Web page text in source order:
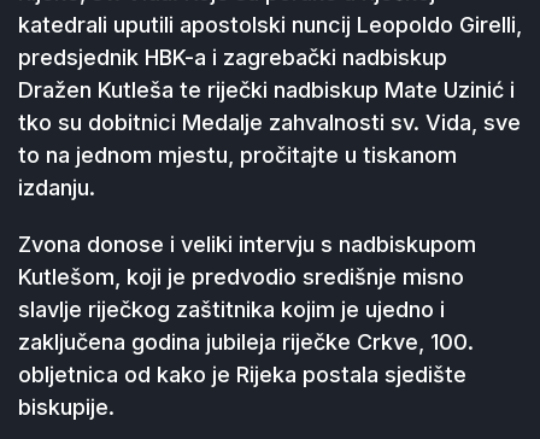
katedrali uputili apostolski nuncij Leopoldo Girelli,
predsjednik HBK-a i zagrebački nadbiskup
Dražen Kutleša te riječki nadbiskup Mate Uzinić i
tko su dobitnici Medalje zahvalnosti sv. Vida, sve
to na jednom mjestu, pročitajte u tiskanom
izdanju.
Zvona donose i veliki intervju s nadbiskupom
Kutlešom, koji je predvodio središnje misno
slavlje riječkog zaštitnika kojim je ujedno i
zaključena godina jubileja riječke Crkve, 100.
obljetnica od kako je Rijeka postala sjedište
biskupije.